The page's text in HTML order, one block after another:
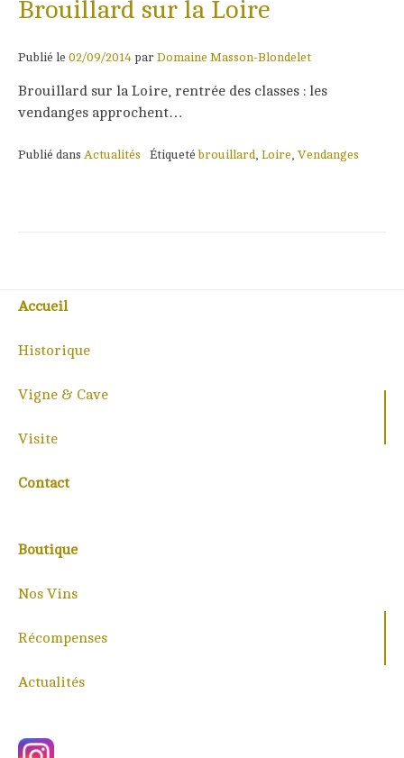
Brouillard sur la Loire
Publié le 02/09/2014 par Domaine Masson-Blondelet
Brouillard sur la Loire, rentrée des classes : les
vendanges approchent…
Publié dans Actualités Étiquetébrouillard Loire Vendanges
Accueil
Historique
Vigne & Cave
Visite
Contact
Boutique
Nos Vins
Récompenses
Actualités